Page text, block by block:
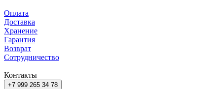
Оплата
Доставка
Хранение
Гарантия
Возврат
Сотрудничество
Контакты
+7 999 265 34 78